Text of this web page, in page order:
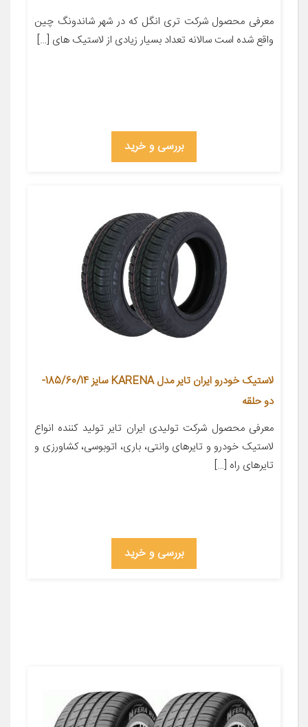
معرفی محصول شرکت تری انگل که در شهر شاندونگ چین
واقع شده است سالانه تعداد بسیار زیادی از لاستیک های […]
بررسی و خرید
لاستیک خودرو ایران تایر مدل KARENA سایز 185/60/14-
دو حلقه
معرفی محصول شركت تولیدی ایران تایر تولید کننده انواع
لاستیک خودرو و تایرهای وانتی، باری، اتوبوسی، كشاورزی و
تایرهای راه […]
بررسی و خرید